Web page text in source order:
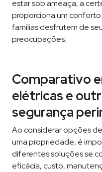
estar sob ameaça, a
proporciona um
famílias desfrutem de
preocupações.
Comparativo
elétricas e
segurança
Ao considerar opções
uma propriedade, é
diferentes soluções se
eficácia, custo,